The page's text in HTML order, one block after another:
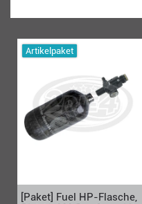
Artikelpaket
[Paket] Fuel HP-Flasche,